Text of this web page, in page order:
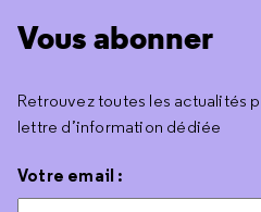
Vous abonner
Retrouvez toutes les actualités
lettre d’information dédiée
Votre email :